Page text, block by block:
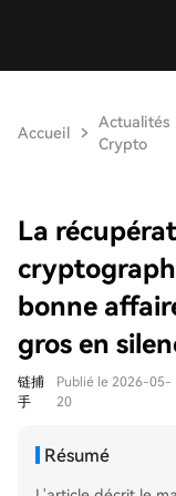
Accueil
Actualités
Crypto
La
bonne
gros en
链捕
手
Publié le 2026-05-
20
Résumé